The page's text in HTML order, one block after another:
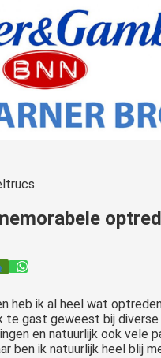
heb ik al heel wat
te gast geweest bij diverse
en natuurlijk ook vele
ben ik natuurlijk heel blij